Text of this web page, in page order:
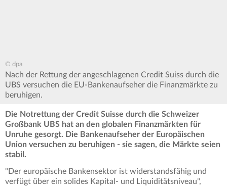
© dpa
Nach der Rettung der angeschlagenen Credit Suiss durch die
UBS versuchen die EU-Bankenaufseher die Finanzmärkte zu
beruhigen.
Die Notrettung der Credit Suisse durch die Schweizer
Großbank UBS hat an den globalen Finanzmärkten für
Unruhe gesorgt. Die Bankenaufseher der Europäischen
Union versuchen zu beruhigen - sie sagen, die Märkte seien
stabil.
"Der europäische Bankensektor ist widerstandsfähig und
verfügt über ein solides Kapital- und Liquiditätsniveau",